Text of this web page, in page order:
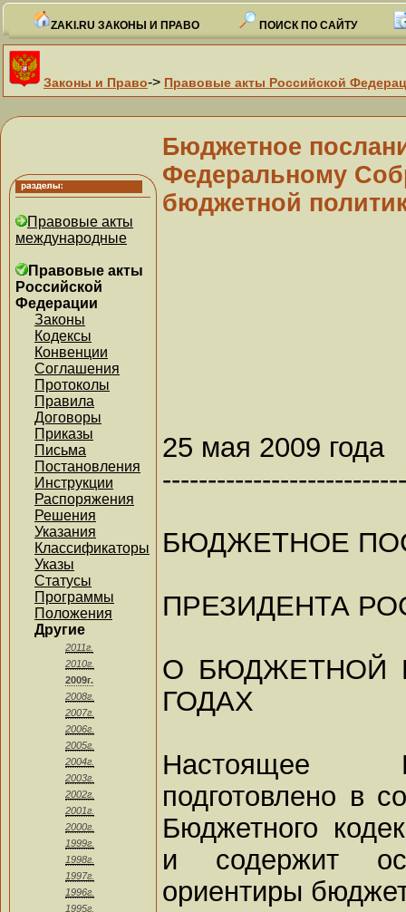
ZAKI.RU ЗАКОНЫ И ПРАВО ПОИСК ПО САЙТУ
Законы и Право-> Правовые акты Российской
Правовые акты
международные
Правовые акты
Российской
Федерации
Законы
Кодексы
Конвенции
Соглашения
Протоколы
Правила
Договоры
Приказы
Письма
Постановления
Инструкции
Распоряжения
Решения
Указания
Классификаторы
Указы
Статусы
Программы
Положения
Другие
2011г.
2010г.
2009г.
2008г.
2007г.
2006г.
2005г.
2004г.
2003г.
2002г.
2001г.
2000г.
1999г.
1998г.
1997г.
1996г.
1995г.
Бюджетное
Федеральному
бюджетной
25 мая 2009 года
БЮДЖЕТНОЕ
ПРЕЗИДЕНТА
О БЮДЖЕТНОЙ
ГОДАХ
Настоящее
подготовлено в
Бюджетного
и содержит
ориентиры